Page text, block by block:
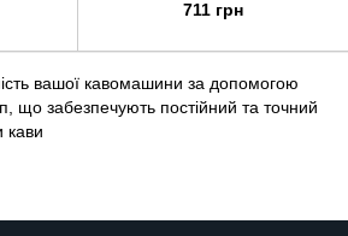
711 грн
вашої кавомашини за допомогою
що забезпечують постійний та точний
кави